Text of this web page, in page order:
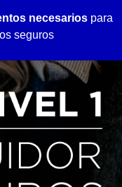
necesarios para
seguros